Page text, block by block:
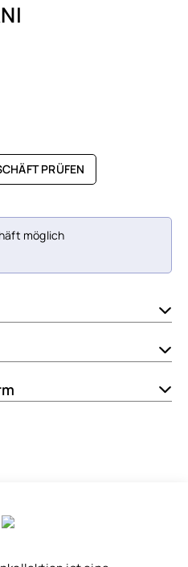
PRÜFEN
möglich